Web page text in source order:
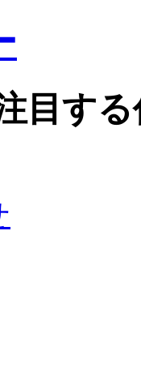
目す